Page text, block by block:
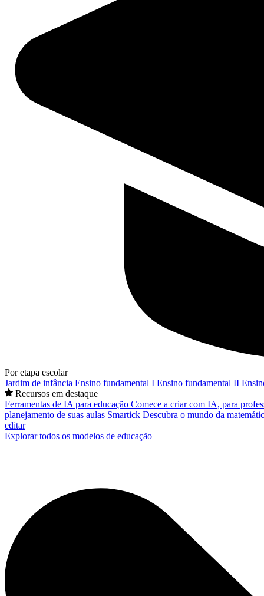
Por etapa escolar
Jardim de infância Ensino fundamental I Ensino fundamental II
Recursos em destaque
Ferramentas de IA para educação Comece a criar com IA, para
planejamento de suas aulas Smartick Descubra o mundo da
editar
Explorar todos os modelos de educação